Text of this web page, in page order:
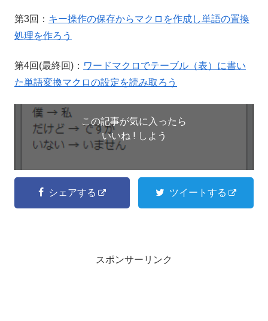
第3回： キー操作の保存からマクロを作成し単語の置換
処理を作ろう
第4回(最終回)： ワードマクロでテーブル（表）に書い
た単語変換マクロの設定を読み取ろう
この記事が気に入ったら
いいね ! しよう
シェアする ツイートする
スポンサーリンク